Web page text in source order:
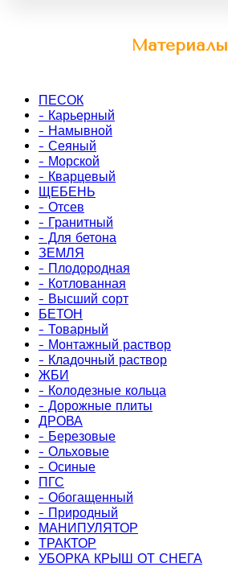
Материалы
ПЕСОК
- Карьерный
- Намывной
- Сеяный
- Морской
- Кварцевый
ЩЕБЕНЬ
- Отсев
- Гранитный
- Для бетона
ЗЕМЛЯ
- Плодородная
- Котлованная
- Высший сорт
БЕТОН
- Товарный
- Монтажный раствор
- Кладочный раствор
ЖБИ
- Колодезные кольца
- Дорожные плиты
ДРОВА
- Березовые
- Ольховые
- Осиные
ПГС
- Обогащенный
- Природный
МАНИПУЛЯТОР
ТРАКТОР
УБОРКА КРЫШ ОТ СНЕГА